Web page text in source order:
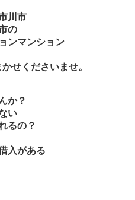
川市
の
ンマンション
せくださいませ。
か？
い
るの？
入がある